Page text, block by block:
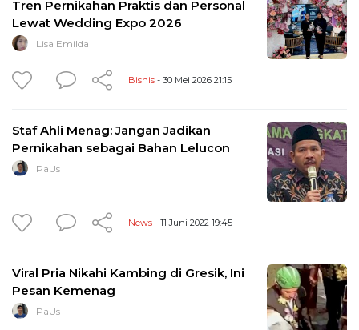
Tren Pernikahan Praktis dan Personal
Lewat Wedding Expo 2026
Lisa Emilda
Bisnis - 30 Mei 2026 21:15
Staf Ahli Menag: Jangan Jadikan
Pernikahan sebagai Bahan Lelucon
PaUs
News - 11 Juni 2022 19:45
Viral Pria Nikahi Kambing di Gresik, Ini
Pesan Kemenag
PaUs